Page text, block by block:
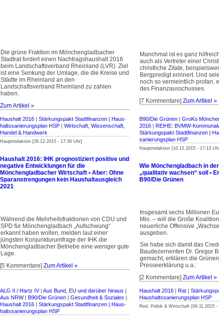
Die grüne Fraktion im Mönchengladbacher
Stadtrat fordert einen Nachtragshaushalt 2016
beim Landschaftsverband Rheinland (LVR). Ziel
ist eine Senkung der Umlage, die die Kreise und
Städte im Rheinland an den
Landschaftsverband Rheinland zu zahlen
haben.
Zum Artikel »
Manchmal ist es ganz
auch als Vertreter einer
christliche Zitate,
Bergpredigt erinnert. Und
noch so vermeintlich profan,
des Finanzausschusses.
[7 Kommentare] Zum Artikel »
Haushalt 2016 | Stärkungspakt Stadt­finanzen | Haus­
halts­sanierungsplan HSP | Wirtschaft, Wissenschaft,
Handel & Handwerk
Hauptredaktion [28.12.2015 - 17:30 Uhr]
Haushalt 2016: IHK prognostiziert positive und
negative Entwicklungen für die
Mönchengladbacher Wirtschaft • Aber: Ohne
Sparanstrengungen kein Haushaltausgleich
2021
Während die Mehrheitsfraktionen von CDU und
SPD für Mönchengladbach „Aufschwung“
erkannt haben wollen, melden laut einer
jüngsten Konjunkturumfrage der IHK die
Mönchengladbacher Betriebe eine weniger gute
Lage.
[5 Kommentare] Zum Artikel »
B90/Die Grünen | GroKo
2016 | REIHE: BVMW-
Stärkungspakt Stadt­finanzen |
sanierungsplan HSP
Hauptredaktion [10.12.2015 - 17:13
Wie Mönchengladbach in
„qualitativ wachsen“ soll •
B90/Die Grünen
Insgesamt sechs Millionen
Mio. – will die Große
neuerliche Offensive
ausgeben.
Sie habe sich damit das
Baudezernenten Dr. Gregor
gemacht, erklären die
Presseerklärung u.a.:
[2 Kommentare] Zum Artikel »
ALG II / Hartz IV| Aus Bund, EU und darüber hinaus |
Aus NRW| B90/Die Grünen | Gesundheit & Soziales |
Haushalt 2016 | Stärkungspakt Stadt­finanzen | Haus­
halts­sanierungsplan HSP
Haushalt 2016 | Rat |
Haus­halts­sanierungsplan HSP
Red. Politik & Wirtschaft [06.11.2015 -